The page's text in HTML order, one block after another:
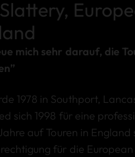
mich sehr darauf, die
1978 in Southport,
sich 1998 für eine
auf Touren in
für die